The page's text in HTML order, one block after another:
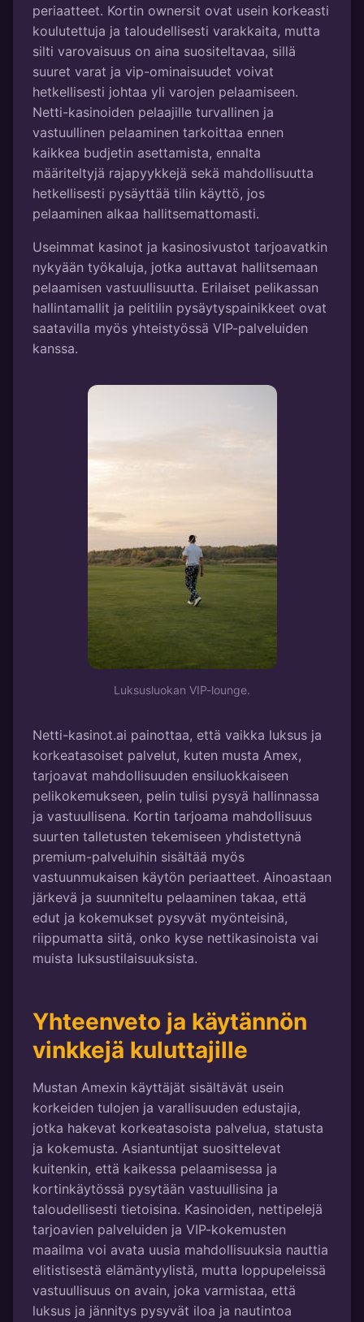
periaatteet. Kortin ownersit ovat usein korkeasti
koulutettuja ja taloudellisesti varakkaita, mutta
silti varovaisuus on aina suositeltavaa, sillä
suuret varat ja vip-ominaisuudet voivat
hetkellisesti johtaa yli varojen pelaamiseen.
Netti-kasinoiden pelaajille turvallinen ja
vastuullinen pelaaminen tarkoittaa ennen
kaikkea budjetin asettamista, ennalta
määriteltyjä rajapyykkejä sekä mahdollisuutta
hetkellisesti pysäyttää tilin käyttö, jos
pelaaminen alkaa hallitsemattomasti.
Useimmat kasinot ja kasinosivustot tarjoavatkin
nykyään työkaluja, jotka auttavat hallitsemaan
pelaamisen vastuullisuutta. Erilaiset pelikassan
hallintamallit ja pelitilin pysäytyspainikkeet ovat
saatavilla myös yhteistyössä VIP-palveluiden
kanssa.
Luksusluokan VIP-lounge.
Netti-kasinot.ai painottaa, että vaikka luksus ja
korkeatasoiset palvelut, kuten musta Amex,
tarjoavat mahdollisuuden ensiluokkaiseen
pelikokemukseen, pelin tulisi pysyä hallinnassa
ja vastuullisena. Kortin tarjoama mahdollisuus
suurten talletusten tekemiseen yhdistettynä
premium-palveluihin sisältää myös
vastuunmukaisen käytön periaatteet. Ainoastaan
järkevä ja suunniteltu pelaaminen takaa, että
edut ja kokemukset pysyvät myönteisinä,
riippumatta siitä, onko kyse nettikasinoista vai
muista luksustilaisuuksista.
Yhteenveto ja käytännön
vinkkejä kuluttajille
Mustan Amexin käyttäjät sisältävät usein
korkeiden tulojen ja varallisuuden edustajia,
jotka hakevat korkeatasoista palvelua, statusta
ja kokemusta. Asiantuntijat suosittelevat
kuitenkin, että kaikessa pelaamisessa ja
kortinkäytössä pysytään vastuullisina ja
taloudellisesti tietoisina. Kasinoiden, nettipelejä
tarjoavien palveluiden ja VIP-kokemusten
maailma voi avata uusia mahdollisuuksia nauttia
elitistisestä elämäntyylistä, mutta loppupeleissä
vastuullisuus on avain, joka varmistaa, että
luksus ja jännitys pysyvät iloa ja nautintoa